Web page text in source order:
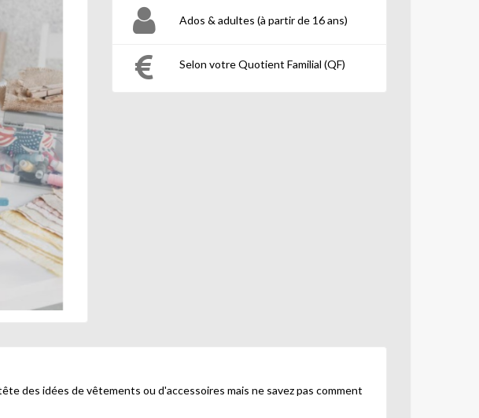
Ados & adultes (à partir de 16 ans)
Selon votre Quotient Familial (QF)
des idées de vêtements ou d'accessoires mais ne savez pas comment